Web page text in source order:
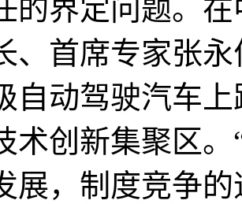
的界定问题。
、首席专家张
自动驾驶汽车
术创新集聚区
展，制度竞争